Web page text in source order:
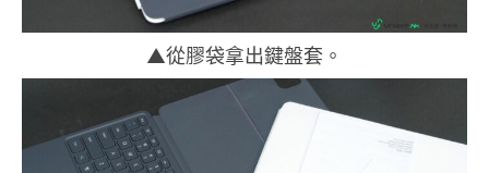
▲從膠袋拿出鍵盤套。